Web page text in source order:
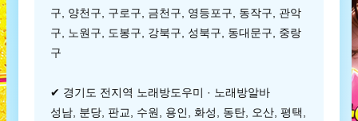
구, 양천구, 구로구, 금천구, 영등포구, 동작구, 관악
구, 노원구, 도봉구, 강북구, 성북구, 동대문구, 중랑
구
✔ 경기도 전지역 노래방도우미 · 노래방알바
성남, 분당, 판교, 수원, 용인, 화성, 동탄, 오산, 평택,